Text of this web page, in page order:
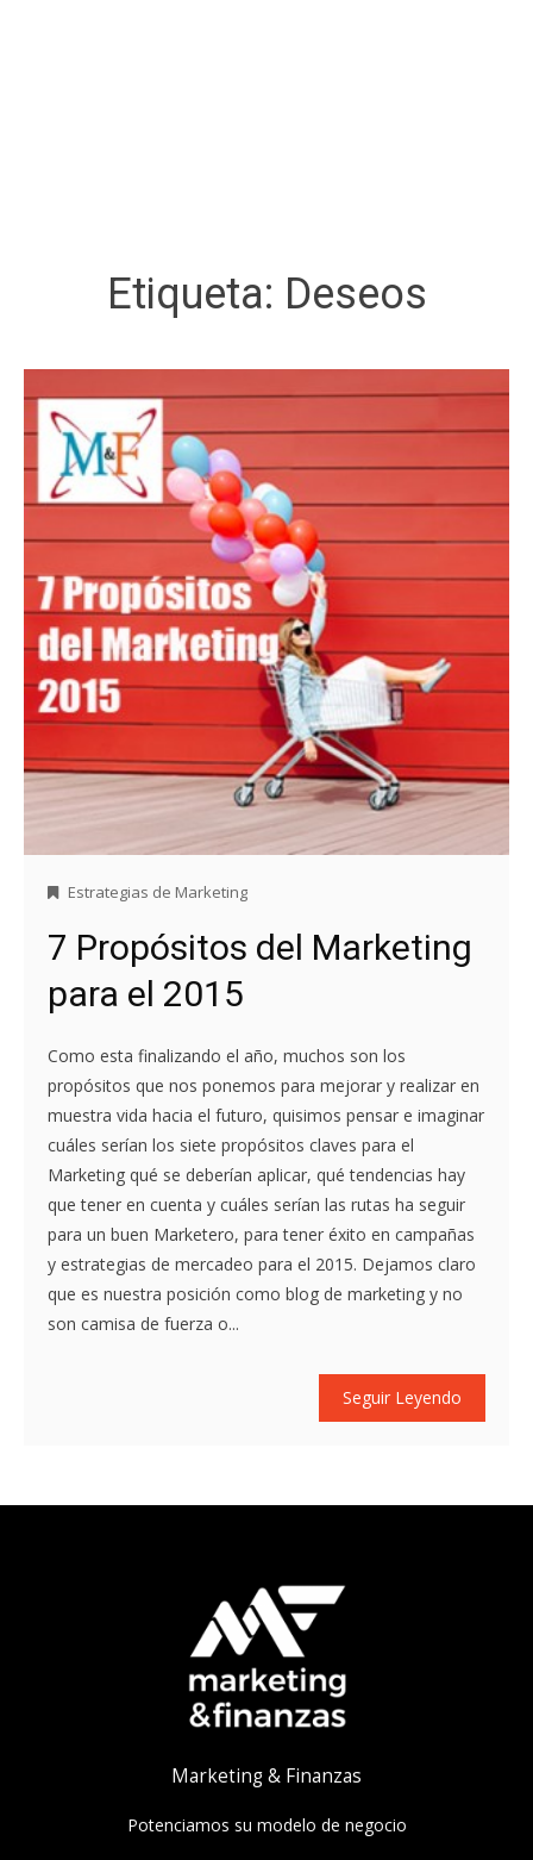
Etiqueta: Deseos
Estrategias de Marketing
7 Propósitos del Marketing
para el 2015
Como esta finalizando el año, muchos son los
propósitos que nos ponemos para mejorar y realizar en
muestra vida hacia el futuro, quisimos pensar e imaginar
cuáles serían los siete propósitos claves para el
Marketing qué se deberían aplicar, qué tendencias hay
que tener en cuenta y cuáles serían las rutas ha seguir
para un buen Marketero, para tener éxito en campañas
y estrategias de mercadeo para el 2015. Dejamos claro
que es nuestra posición como blog de marketing y no
son camisa de fuerza o...
Seguir Leyendo
Marketing & Finanzas
Potenciamos su modelo de negocio